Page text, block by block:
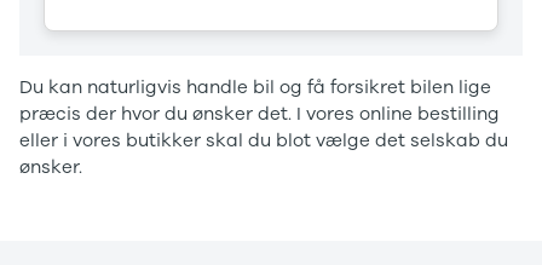
Du kan naturligvis handle bil og få forsikret bilen lige
præcis der hvor du ønsker det. I vores online bestilling
eller i vores butikker skal du blot vælge det selskab du
ønsker.